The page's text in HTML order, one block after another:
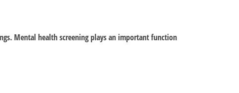
Mental health screening plays an important function